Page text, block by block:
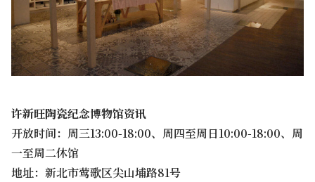
许新旺陶瓷纪念博物馆资讯
开放时间：周三13:00-18:00、周四至周日10:00-18:00、周
一至周二休馆
地址：新北市莺歌区尖山埔路81号